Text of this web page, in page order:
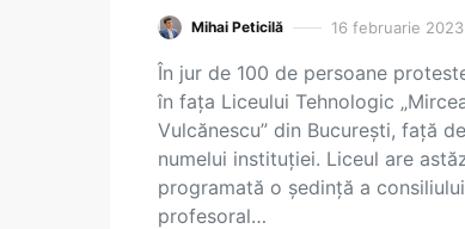
Mihai Peticilă 16 februarie 2023
În jur de 100 de persoane
în fața Liceului Tehnologic
Vulcănescu” din București, față
numelui instituției. Liceul are
programată o ședință a consiliului
profesoral…